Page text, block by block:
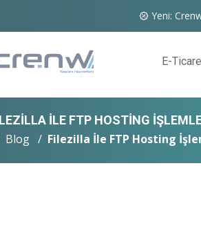
Yeni:
E-
İLE FTP HOSTING
Blog Filezilla İle FTP Hosting